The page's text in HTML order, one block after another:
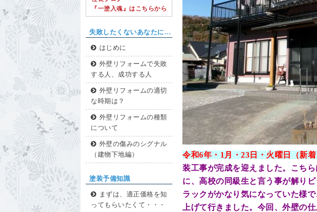
『一塗入魂』はこちらから
失敗したくないあなたに…
はじめに
外壁リフォームで失敗
する人、成功する人
外壁リフォームの適切
な時期は？
外壁リフォームの種類
について
外壁の傷みのシグナル
（建物下地編）
塗装予備知識
まずは、適正価格を知
ってもらいたくて・・・
令和6年・1 月・23 日・火曜日（新着
装工事が完成を迎えました。こち
に、高校の同級生と言う事が解り
ラックがかなり気になっていた様
上げて行きました。今回、外壁の